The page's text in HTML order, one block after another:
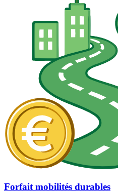
Forfait mobilités durables